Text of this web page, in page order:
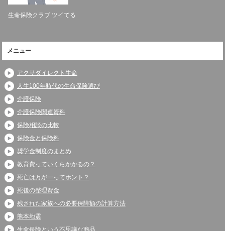
生命保険クラブ ツイてる
メニュー
アクサダイレクト生命
人生100年時代の生命保険選び
介護保険
介護保険関連資料
保険相談の比較
保険金と保険料
奨学金制度のまとめ
教育費っていくらかかるの？
死亡は万が一ってホント？
死後の整理資金
残された家族への必要保障額の計算方法
熊本地震
生命保険という不思議な商品